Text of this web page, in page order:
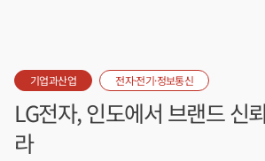
기업과산업 전자·전기·정보통신
LG전자, 인도에서 브랜드 신
라